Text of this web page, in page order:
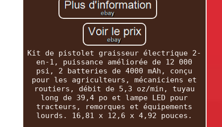
Kit de pistolet graisseur électrique 2-
en-1, puissance améliorée de 12 000
psi, 2 batteries de 4000 mAh, conçu
pour les agriculteurs, mécaniciens et
routiers, débit de 5,3 oz/min, tuyau
long de 39,4 po et lampe LED pour
tracteurs, remorques et équipements
lourds. 16,81 x 12,6 x 4,92 pouces.